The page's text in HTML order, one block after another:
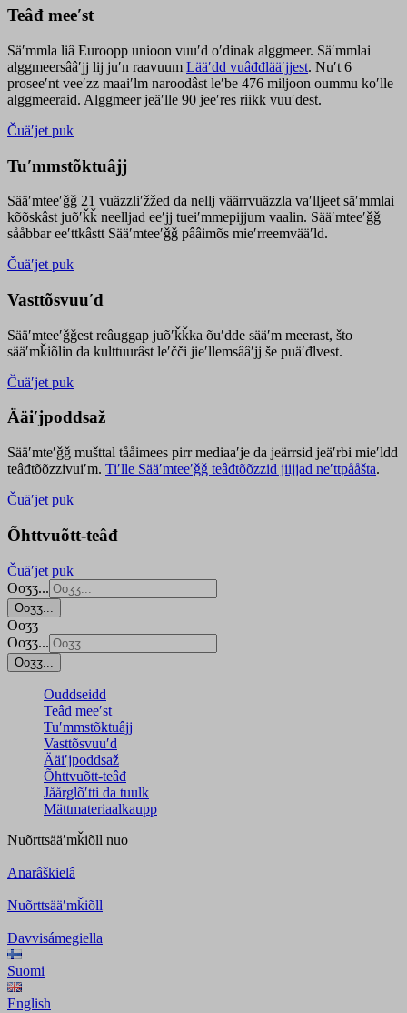
Teâđ meeʹst
Säʹmmla liâ Euroopp unioon vuuʹd oʹdinak alggmeer. Säʹmmlai
alggmeersââʹjj lij juʹn raavuum Lääʹdd vuâđđlääʹjjest. Nuʹt 6
proseeʹnt veeʹzz maaiʹlm naroodâst leʹbe 476 miljoon oummu koʹlle
alggmeeraid. Alggmeer jeäʹlle 90 jeeʹres riikk vuuʹdest.
Čuäʹjet puk
Tuʹmmstõktuâjj
Sääʹmteeʹǧǧ 21 vuäzzliʹžžed da nellj väärrvuäzzla vaʹlljeet säʹmmlai
kõõskâst juõʹǩǩ neelljad eeʹjj tueiʹmmepijjum vaalin. Sääʹmteeʹǧǧ
sååbbar eeʹttkâstt Sääʹmteeʹǧǧ pââimõs mieʹrreemvääʹld.
Čuäʹjet puk
Vasttõsvuuʹd
Sääʹmteeʹǧǧest reâuggap juõʹǩǩka õuʹdde sääʹm meerast, što
sääʹmǩiõlin da kulttuurâst leʹčči jieʹllemsââʹjj še puäʹđlvest.
Čuäʹjet puk
Ääiʹjpoddsaž
Sääʹmteʹǧǧ mušttal tååimees pirr mediaaʹje da jeärrsid jeäʹrbi mieʹldd
teâđtõõzzivuiʹm. Tiʹlle Sääʹmteeʹǧǧ teâđtõõzzid jiijjad neʹttpååšta.
Čuäʹjet puk
Õhttvuõtt-teâđ
Čuäʹjet puk
Ooʒʒ...
Ooʒʒ...
Ooʒʒ
Ooʒʒ...
Ooʒʒ...
Ouddseidd
Teâđ meeʹst
Tuʹmmstõktuâjj
Vasttõsvuuʹd
Ääiʹjpoddsaž
Õhttvuõtt-teâđ
Jåårǥlõʹtti da tuulk
Mättmateriaalkaupp
Nuõrttsääʹmǩiõll nuo
Anarâškielâ
Nuõrttsääʹmǩiõll
Davvisámegiella
Suomi
English